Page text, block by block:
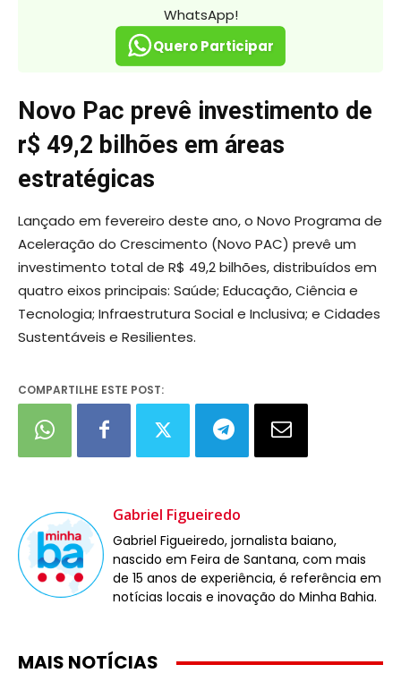
WhatsApp!
Quero Participar
Novo Pac prevê investimento de
r$ 49,2 bilhões em áreas
estratégicas
Lançado em fevereiro deste ano, o Novo Programa de
Aceleração do Crescimento (Novo PAC) prevê um
investimento total de R$ 49,2 bilhões, distribuídos em
quatro eixos principais: Saúde; Educação, Ciência e
Tecnologia; Infraestrutura Social e Inclusiva; e Cidades
Sustentáveis e Resilientes.
COMPARTILHE ESTE POST:
Gabriel Figueiredo
Gabriel Figueiredo, jornalista baiano,
nascido em Feira de Santana, com mais
de 15 anos de experiência, é referência em
notícias locais e inovação do Minha Bahia.
MAIS NOTÍCIAS